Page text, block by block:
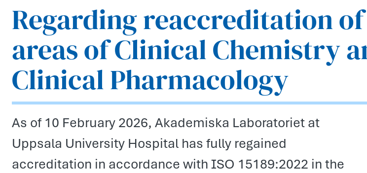
Regarding reaccreditation
areas of Clinical Chemistry
Clinical Pharmacology
As of 10 February 2026, Akademiska Laboratoriet at
Uppsala University Hospital has fully regained
accreditation in accordance with ISO 15189:2022 in the